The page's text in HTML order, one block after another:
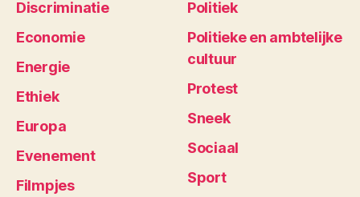
Discriminatie
Economie
Energie
Ethiek
Europa
Evenement
Filmpjes
Politiek
Politieke en ambtelijke
cultuur
Protest
Sneek
Sociaal
Sport